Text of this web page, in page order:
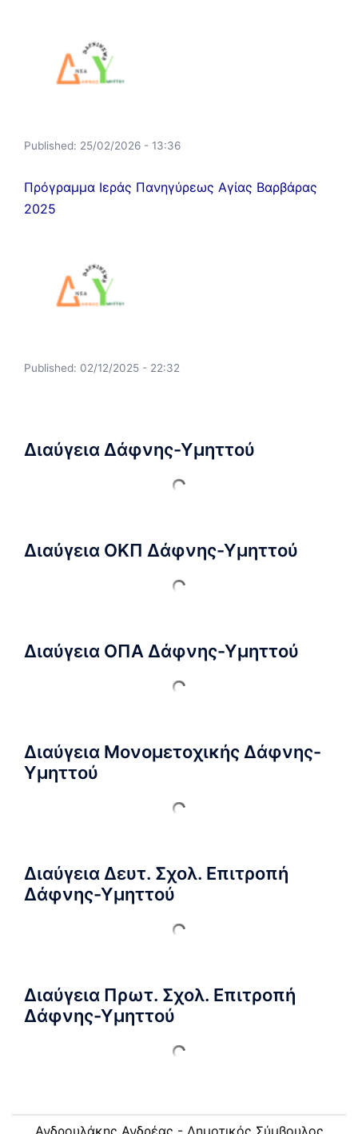
Published: 25/02/2026 - 13:36
Πρόγραμμα Ιεράς Πανηγύρεως Αγίας Βαρβάρας
2025
Published: 02/12/2025 - 22:32
Διαύγεια Δάφνης-Υμηττού
Διαύγεια ΟΚΠ Δάφνης-Υμηττού
Διαύγεια ΟΠΑ Δάφνης-Υμηττού
Διαύγεια Μονομετοχικής Δάφνης-
Υμηττού
Διαύγεια Δευτ. Σχολ. Επιτροπή
Δάφνης-Υμηττού
Διαύγεια Πρωτ. Σχολ. Επιτροπή
Δάφνης-Υμηττού
Ανδρουλάκης Ανδρέας - Δημοτικός Σύμβουλος